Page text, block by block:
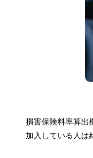
損害保険料率算出
加入している人は